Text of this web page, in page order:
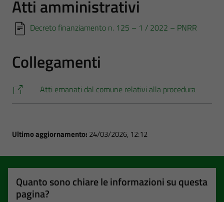
Atti amministrativi
Decreto finanziamento n. 125 – 1 / 2022 – PNRR
Collegamenti
Atti emanati dal comune relativi alla procedura
Ultimo aggiornamento: 24/03/2026, 12:12
Quanto sono chiare le informazioni su questa
pagina?